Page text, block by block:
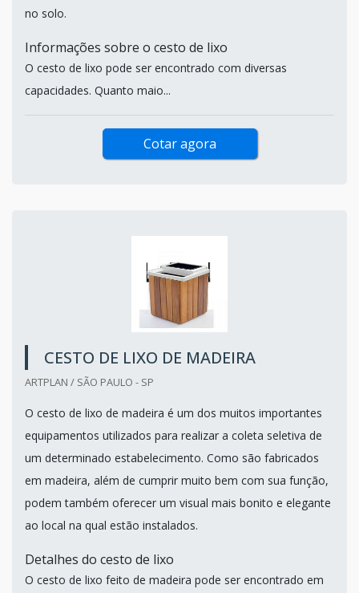
no solo.
Informações sobre o cesto de lixo
O cesto de lixo pode ser encontrado com diversas
capacidades. Quanto maio...
Cotar agora
CESTO DE LIXO DE MADEIRA
ARTPLAN / SÃO PAULO - SP
O cesto de lixo de madeira é um dos muitos importantes
equipamentos utilizados para realizar a coleta seletiva de
um determinado estabelecimento. Como são fabricados
em madeira, além de cumprir muito bem com sua função,
podem também oferecer um visual mais bonito e elegante
ao local na qual estão instalados.
Detalhes do cesto de lixo
O cesto de lixo feito de madeira pode ser encontrado em